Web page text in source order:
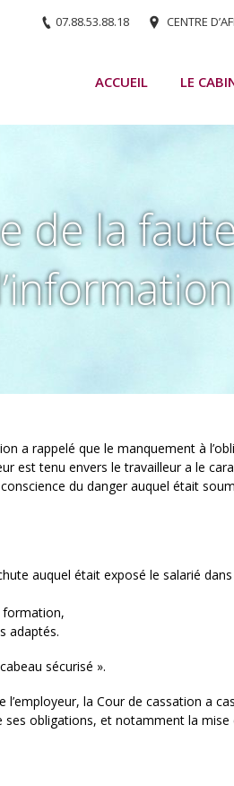
07.88.53.88.18 CENTRE
ACCUEIL LE
de la
a rappelé que le manquement à
est tenu envers le travailleur a le
du danger auquel était
auquel était exposé le salarié dans
formation,
adaptés.
sécurisé ».
l’employeur, la Cour de cassation a
obligations, et notamment la mise